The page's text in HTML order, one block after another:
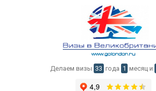
Делаем визы 33 года 1 месяц и